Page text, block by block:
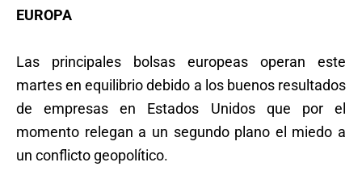
EUROPA
Las principales bolsas europeas operan este
martes en equilibrio debido a los buenos resultados
de empresas en Estados Unidos que por el
momento relegan a un segundo plano el miedo a
un conflicto geopolítico.